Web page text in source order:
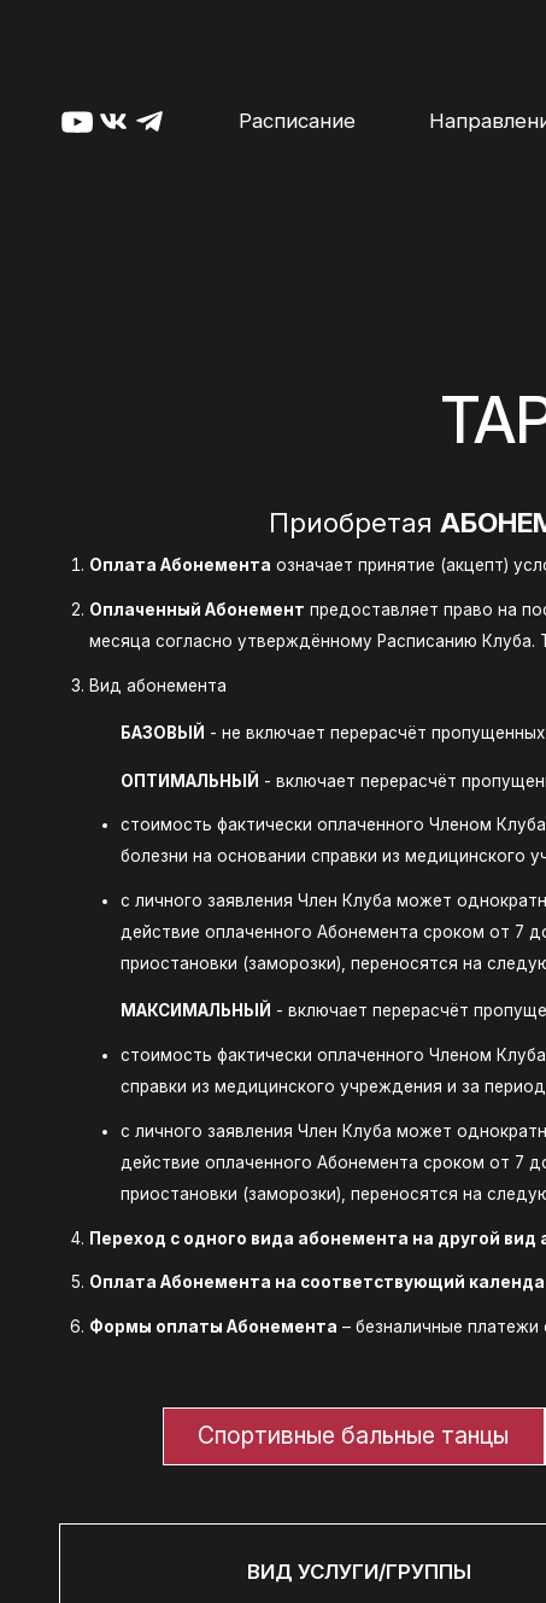
Расписание
Приобретая
Оплата Абонемента означает принятие (акцепт)
Оплаченный Абонемент предоставляет право на
месяца согласно утверждённому Расписанию Клуба.
Вид абонемента
БАЗОВЫЙ - не включает перерасчёт
ОПТИМАЛЬНЫЙ - включает перерасчёт
стоимость фактически оплаченного Членом
болезни на основании справки из медицинского
с личного заявления Член Клуба может
действие оплаченного Абонемента сроком от 7
приостановки (заморозки), переносятся на
МАКСИМАЛЬНЫЙ - включает перерасчёт
стоимость фактически оплаченного Членом
справки из медицинского учреждения и за
с личного заявления Член Клуба может
действие оплаченного Абонемента сроком от 7
приостановки (заморозки), переносятся на
Переход с одного вида абонемента на другой вид
Оплата Абонемента на соответствующий
Формы оплаты Абонемента – безналичные
Спортивные бальные танцы
ВИД УСЛУГИ/ГРУППЫ